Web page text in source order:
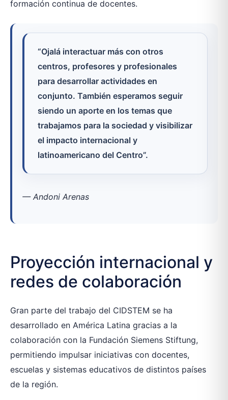
formación continua de docentes.
“Ojalá interactuar más con otros
centros, profesores y profesionales
para desarrollar actividades en
conjunto. También esperamos seguir
siendo un aporte en los temas que
trabajamos para la sociedad y visibilizar
el impacto internacional y
latinoamericano del Centro”.
— Andoni Arenas
Proyección internacional y
redes de colaboración
Gran parte del trabajo del CIDSTEM se ha
desarrollado en América Latina gracias a la
colaboración con la Fundación Siemens Stiftung,
permitiendo impulsar iniciativas con docentes,
escuelas y sistemas educativos de distintos países
de la región.